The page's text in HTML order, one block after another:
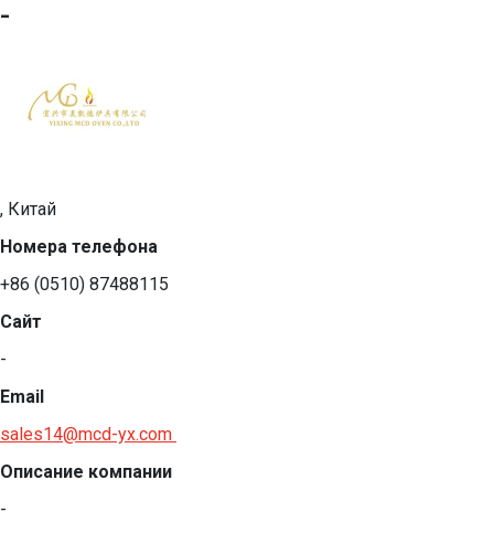
-
, Китай
Номера телефона
+86 (0510) 87488115
Сайт
-
Email
sales14@mcd-yx.com
Описание компании
-